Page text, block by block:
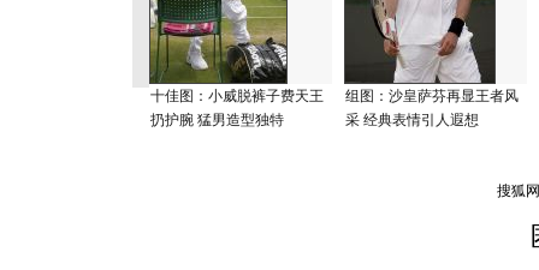
十佳图：小威脱裤子费天王
扔护腕 猛男造型独特
组图：沙皇萨芬再显王者风
采 经典表情引人遐想